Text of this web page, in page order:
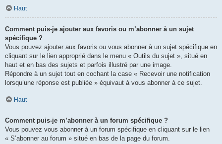
Haut
Comment puis-je ajouter aux favoris ou m’abonner à un sujet
spécifique ?
Vous pouvez ajouter aux favoris ou vous abonner à un sujet spécifique en
cliquant sur le lien approprié dans le menu « Outils du sujet », situé en
haut et en bas des sujets et parfois illustré par une image.
Répondre à un sujet tout en cochant la case « Recevoir une notification
lorsqu’une réponse est publiée » équivaut à vous abonner à ce sujet.
Haut
Comment puis-je m’abonner à un forum spécifique ?
Vous pouvez vous abonner à un forum spécifique en cliquant sur le lien
« S’abonner au forum » situé en bas de la page du forum.